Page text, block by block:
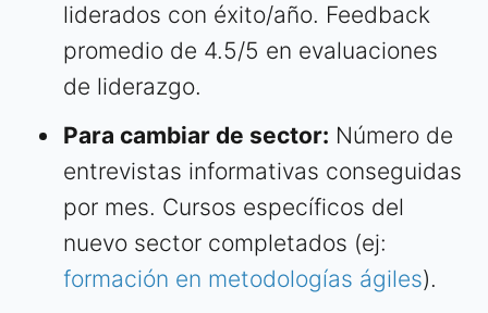
liderados con éxito/año. Feedback
promedio de 4.5/5 en evaluaciones
de liderazgo.
Para cambiar de sector: Número de
entrevistas informativas conseguidas
por mes. Cursos específicos del
nuevo sector completados (ej:
formación en metodologías ágiles).